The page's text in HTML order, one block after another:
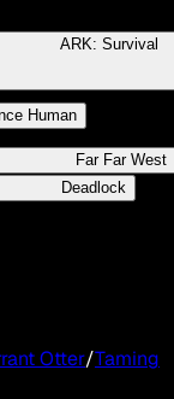
ARK: Survival
Human
Far Far West
Deadlock
Otter/Taming